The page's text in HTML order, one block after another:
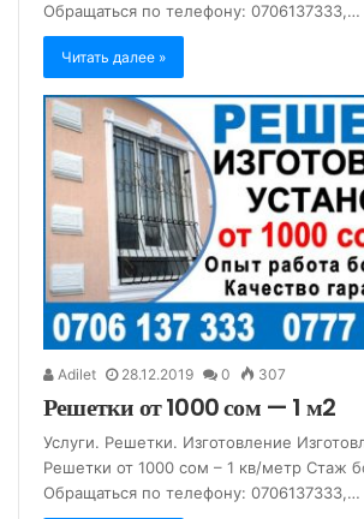
Обращаться по телефону: 0706137333,…
Читать далее »
Adilet 28.12.2019 0 307
Решетки от 1000 сом — 1 м2
Услуги. Решетки. Изготовление
Решетки от 1000 сом – 1 кв/метр Стаж
Обращаться по телефону: 0706137333,…